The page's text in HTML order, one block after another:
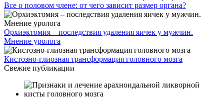
Все о половом члене: от чего зависит размер органа?
Орхиэктомия – последствия удаления яичек у мужчин.
Мнение уролога
Кистозно-глиозная трансформация головного мозга
Свежие публикации